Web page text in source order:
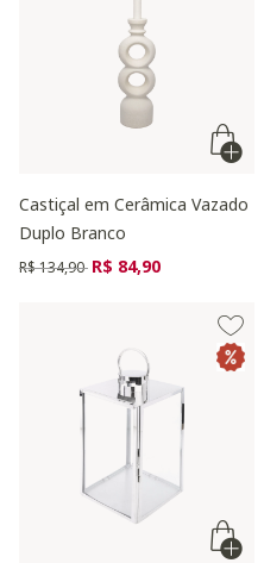
Castiçal em Cerâmica Vazado
Duplo Branco
Preço reduzido de
R$ 134,90 para
R$ 84,90